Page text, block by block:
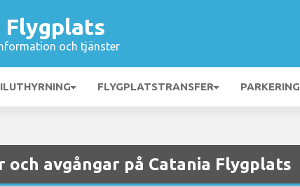
Flygplats
och tjänster
FLYGPLATSTRANSFER PARKERING
och avgångar på Catania Flygplats